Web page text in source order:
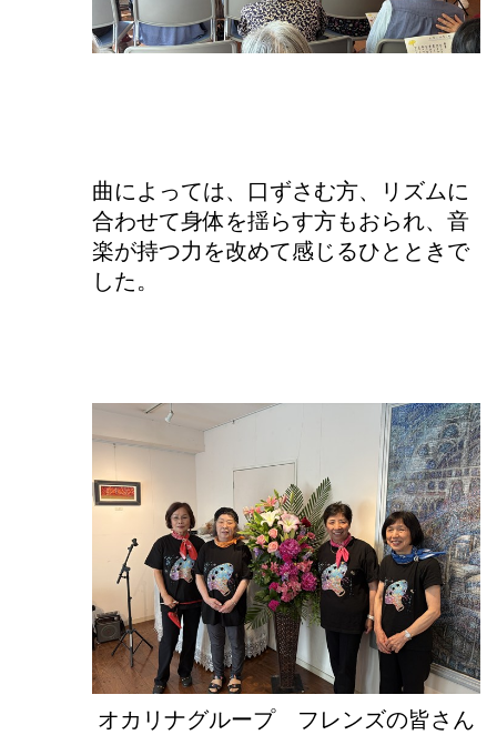
曲によっては、口ずさむ方、リズムに
合わせて身体を揺らす方もおられ、音
楽が持つ力を改めて感じるひとときで
した。
オカリナグループ フレンズの皆さん